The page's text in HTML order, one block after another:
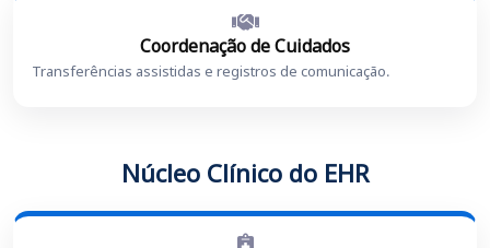
Coordenação de Cuidados
Transferências assistidas e registros de comunicação.
Núcleo Clínico do EHR